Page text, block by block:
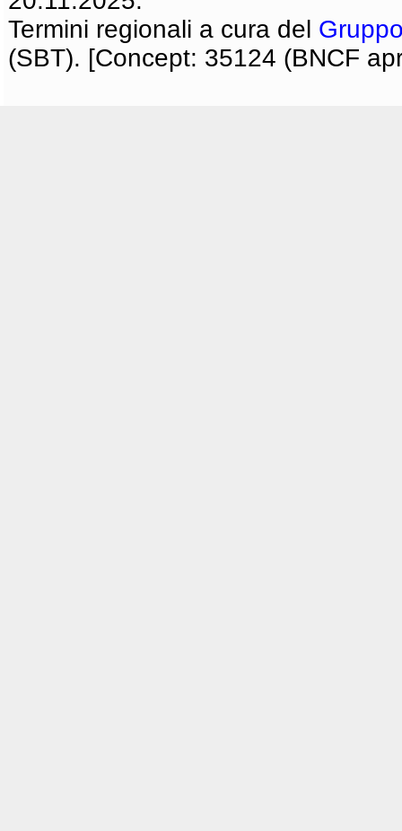
Termini regionali a cura del
(SBT). [Concept: 35124 (BNCF